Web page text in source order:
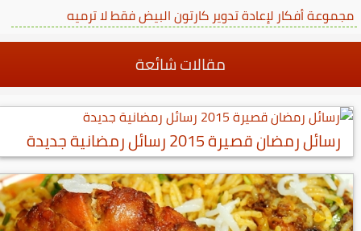
مجموعة أفكار لإعادة تدوير كارتون البيض فقط لا ترميه
مقالات شائعة
رسائل رمضان قصيرة 2015 رسائل رمضانية جديدة